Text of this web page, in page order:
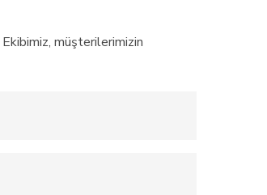
Ekibimiz, müşterilerimizin